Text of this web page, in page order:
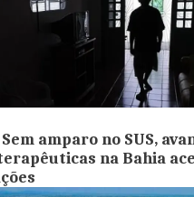
amparo no SUS,
na Bahia